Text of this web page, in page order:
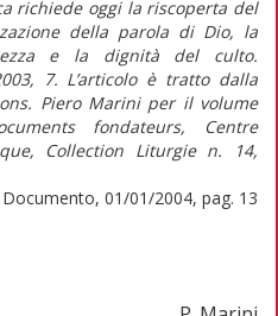
richiede oggi la riscoperta del
della parola di Dio, la
e la dignità del culto.
7. L’articolo è tratto dalla
Piero Marini per il volume
fondateurs, Centre
Collection Liturgie n. 14,
Documento, 01/01/2004, pag. 13